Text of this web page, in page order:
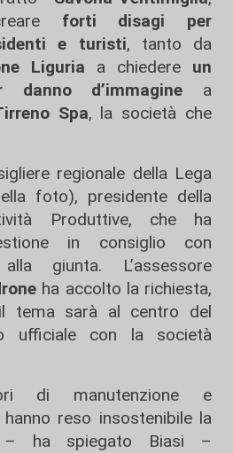
forti disagi per
e turisti, tanto da
Liguria a chiedere un
danno d’immagine a
Spa, la società che
regionale della Lega
foto), presidente della
Produttive, che ha
in consiglio con
alla giunta. L’assessore
ha accolto la richiesta,
tema sarà al centro del
ufficiale con la società
di manutenzione e
reso insostenibile la
– ha spiegato Biasi –